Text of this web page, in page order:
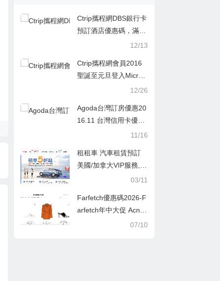
Ctrip攜程網DBS銀行卡
預訂酒店優惠碼，滿H
K1,500減HK$10012/13
Ctrip攜程網會員2016
聖誕至元旦登入Micros
oft 網購物優惠折扣12/26
Agoda台灣訂房優惠20
16.11 台灣信用卡優惠/
刷卡訂房限時優惠11/16
租租車 汽車租賃預訂
美國/加拿大VIP服務, 5
折起, 可享專屬櫃枱服
03/11
Farfetch優惠碼2026-F
arfetch年中大促 Acne
笑臉衞衣$186，巴黎世
07/10